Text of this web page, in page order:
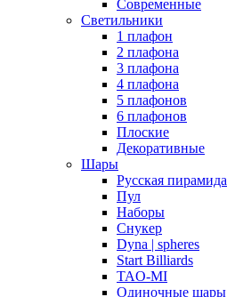
Современные
Светильники
1 плафон
2 плафона
3 плафона
4 плафона
5 плафонов
6 плафонов
Плоские
Декоративные
Шары
Русская пирамида
Пул
Наборы
Снукер
Dyna | spheres
Start Billiards
TAO-MI
Одиночные шары